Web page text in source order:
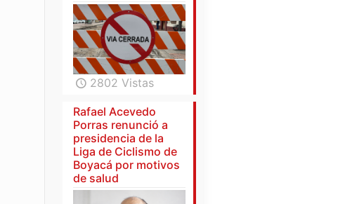
2802 Vistas
Rafael Acevedo
Porras renunció a
presidencia de la
Liga de Ciclismo de
Boyacá por motivos
de salud